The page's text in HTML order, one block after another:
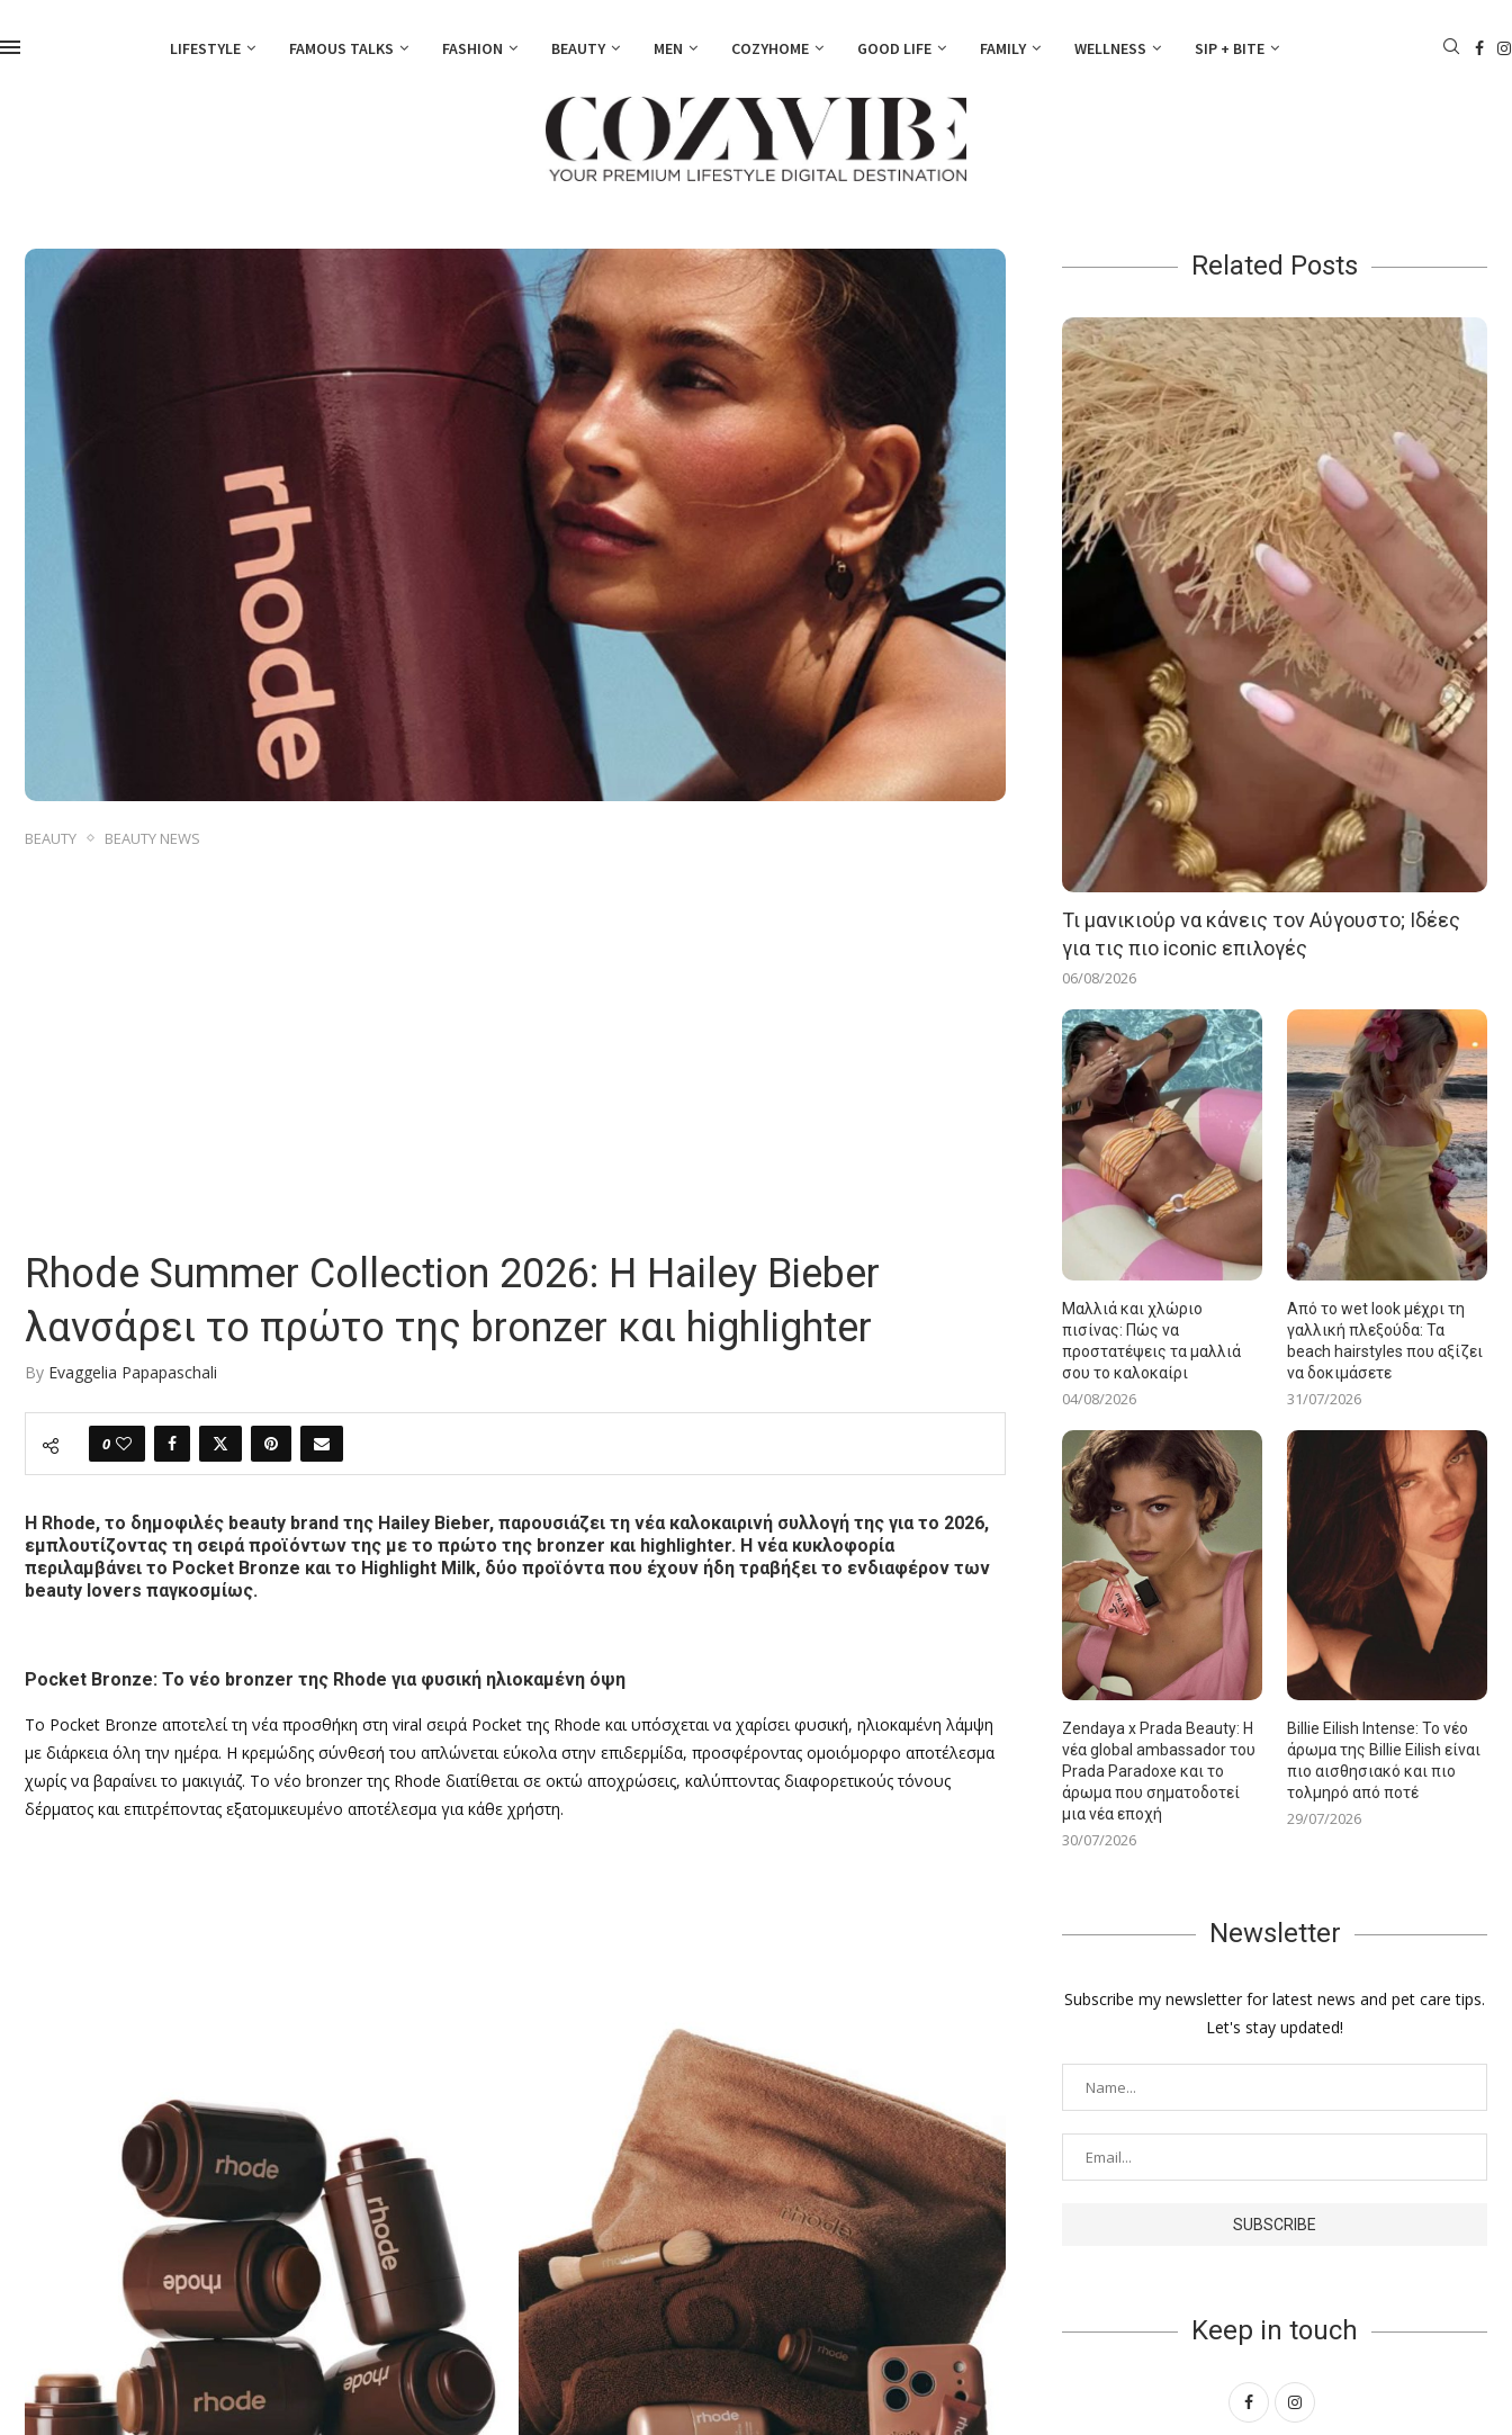
LIFESTYLE FAMOUS TALKS FASHION BEAUTY MEN COZYHOME GOOD LIFE FAMILY WELLNESS SIP + BITE
BEAUTY BEAUTY NEWS
Rhode Summer Collection 2026: Η Hailey Bieber
λανσάρει το πρώτο της bronzer και highlighter
By Evaggelia Papapaschali
0
Η Rhode, το δημοφιλές beauty brand της Hailey Bieber, παρουσιάζει τη νέα καλοκαιρινή συλλογή της για το 2026,
εμπλουτίζοντας τη σειρά προϊόντων της με το πρώτο της bronzer και highlighter. Η νέα κυκλοφορία
περιλαμβάνει το Pocket Bronze και το Highlight Milk, δύο προϊόντα που έχουν ήδη τραβήξει το ενδιαφέρον των
beauty lovers παγκοσμίως.
Pocket Bronze: Το νέο bronzer της Rhode για φυσική ηλιοκαμένη όψη
Το Pocket Bronze αποτελεί τη νέα προσθήκη στη viral σειρά Pocket της Rhode και υπόσχεται να χαρίσει φυσική, ηλιοκαμένη λάμψη
με διάρκεια όλη την ημέρα. Η κρεμώδης σύνθεσή του απλώνεται εύκολα στην επιδερμίδα, προσφέροντας ομοιόμορφο αποτέλεσμα
χωρίς να βαραίνει το μακιγιάζ. Το νέο bronzer της Rhode διατίθεται σε οκτώ αποχρώσεις, καλύπτοντας διαφορετικούς τόνους
δέρματος και επιτρέποντας εξατομικευμένο αποτέλεσμα για κάθε χρήστη.
Related Posts
Τι μανικιούρ να κάνεις τον Αύγουστο; Ιδέες
για τις πιο iconic επιλογές
06/08/2026
Μαλλιά και χλώριο
πισίνας: Πώς να
προστατέψεις τα μαλλιά
σου το καλοκαίρι
04/08/2026
Από το wet look μέχρι τη
γαλλική πλεξούδα: Τα
beach hairstyles που αξίζει
να δοκιμάσετε
31/07/2026
Zendaya x Prada Beauty: Η
νέα global ambassador του
Prada Paradoxe και το
άρωμα που σηματοδοτεί
μια νέα εποχή
30/07/2026
Billie Eilish Intense: Το νέο
άρωμα της Billie Eilish είναι
πιο αισθησιακό και πιο
τολμηρό από ποτέ
29/07/2026
Newsletter
Subscribe my newsletter for latest news and pet care tips.
Let's stay updated!
Keep in touch